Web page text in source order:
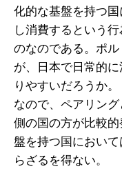
化的な基盤を持つ
し消費するという
のなのである。ポ
が、日本で日常的
りやすいだろうか。
なので、ペアリン
側の国の方が比較
盤を持つ国におい
らざるを得ない。